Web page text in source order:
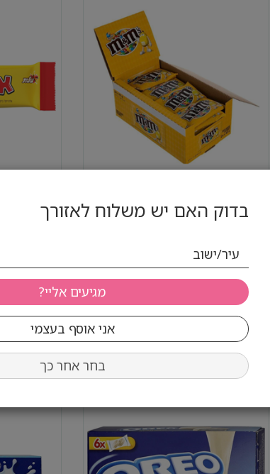
בדוק האם יש משלוח לאזורך
עיר/ישוב
בחר אחר כך
96.00 ₪ כולל
בחר כמות:
הוסף לעגלה